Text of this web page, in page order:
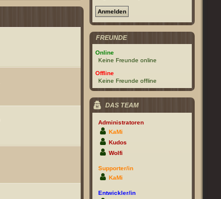
FREUNDE
Online
Keine Freunde online
Offline
Keine Freunde offline
DAS TEAM
Administratoren
KaMi
Kudos
Wolfi
Supporter/in
KaMi
Entwickler/in